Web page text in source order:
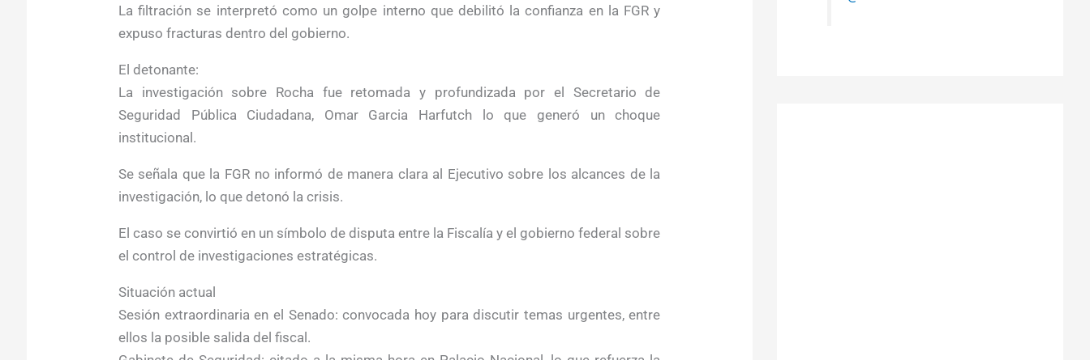
La filtración se interpretó como un golpe interno que debilitó la confianza en la FGR y
expuso fracturas dentro del gobierno.
El detonante:
La investigación sobre Rocha fue retomada y profundizada por el Secretario de
Seguridad Pública Ciudadana, Omar Garcia Harfutch lo que generó un choque
institucional.
Se señala que la FGR no informó de manera clara al Ejecutivo sobre los alcances de la
investigación, lo que detonó la crisis.
El caso se convirtió en un símbolo de disputa entre la Fiscalía y el gobierno federal sobre
el control de investigaciones estratégicas.
Situación actual
Sesión extraordinaria en el Senado: convocada hoy para discutir temas urgentes, entre
ellos la posible salida del fiscal.